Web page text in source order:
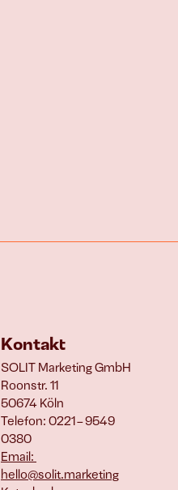
Kontakt
SOLIT Marketing GmbH
Roonstr. 11
50674 Köln
Telefon: 0221 – 9549
0380
Email:
hello@solit.marketing